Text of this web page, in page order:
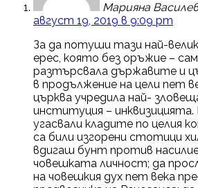
Марияна
август 19, 2019 в 9:09 pm
За да потуши тази най-
ерес, която без оръжие –
разтърсвала държавите и
в продължение на цели пет
църква учредила най-
институция –
угасвали кладите по целия
са били изгорени стотици
вдигаш бунт против
човешката личност; да
на човешкия дух пет века